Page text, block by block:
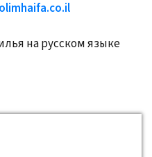
на русском языке